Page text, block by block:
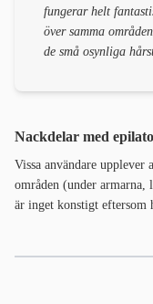
fungerar helt
över samma
de små osynliga
Nackdelar med
Vissa användare upplever
områden (under
är inget konstigt eftersom